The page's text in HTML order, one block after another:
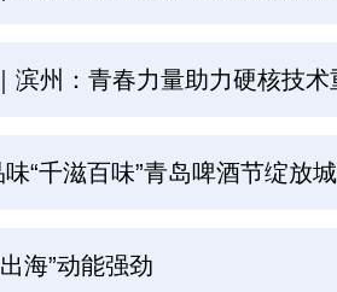
滨州：青春力量助力硬核技
“千滋百味”青岛啤酒节绽放
海”动能强劲